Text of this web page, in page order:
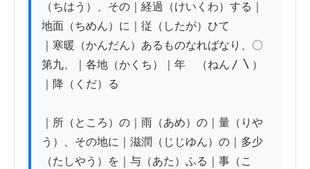
（ちはう）、その｜経過（けいくわ）する｜
地面（ちめん）に｜従（したが）ひて
｜寒暖（かんだん）あるものなればなり、〇
第九、｜各地（かくち）｜年ゝ（ねん〳〵）
｜降（くだ）る
｜所（ところ）の｜雨（あめ）の｜量（りや
う）、その地に｜滋潤（じじゆん）の｜多少
（たしやう）を｜与（あた）ふる｜事（こ